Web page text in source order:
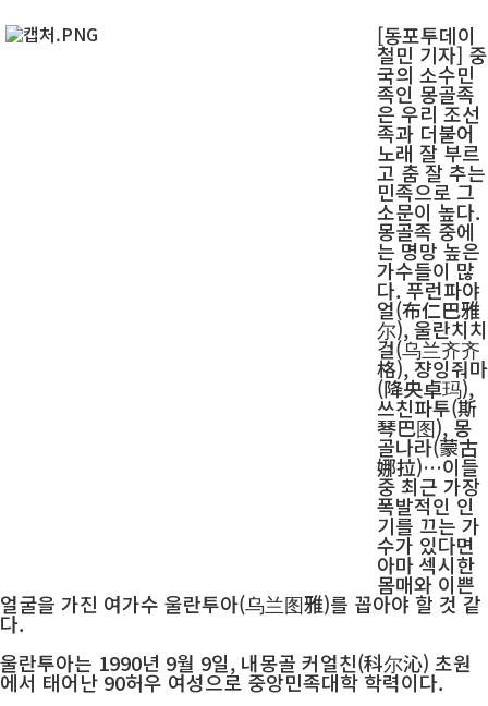
[동포투데이
철민 기자] 중
국의 소수민
족인 몽골족
은 우리 조선
족과 더불어
노래 잘 부르
고 춤 잘 추는
민족으로 그
소문이 높다.
몽골족 중에
는 명망 높은
가수들이 많
다. 푸런파야
얼(布仁巴雅
尔), 울란치치
걸(乌兰齐齐
格), 쟝잉줘마
(降央卓玛),
쓰친파투(斯
琴巴图), 몽
골나라(蒙古
娜拉)…이들
중 최근 가장
폭발적인 인
기를 끄는 가
수가 있다면
아마 섹시한
몸매와 이쁜
얼굴을 가진 여가수 울란투아(乌兰图雅)를 꼽아야 할 것 같
다.
울란투아는 1990년 9월 9일, 내몽골 커얼친(科尔沁) 초원
에서 태어난 90허우 여성으로 중앙민족대학 학력이다.